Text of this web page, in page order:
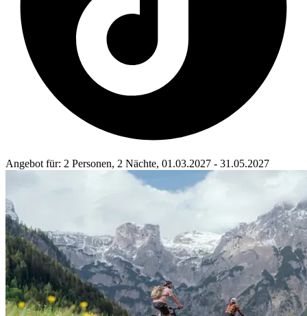
Angebot für: 2 Personen, 2 Nächte, 01.03.2027 - 31.05.2027